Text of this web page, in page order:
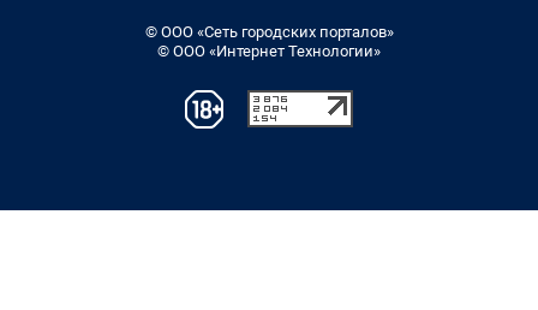
© ООО «Сеть городских порталов»
© ООО «Интернет Технологии»